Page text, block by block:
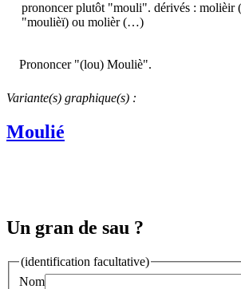
prononcer plutôt "mouli". dérivés : molièir
"moulièï) ou molièr (…)
Prononcer "(lou) Mouliè".
Variante(s) graphique(s) :
Moulié
Un gran de sau ?
(identification facultative)
Nom